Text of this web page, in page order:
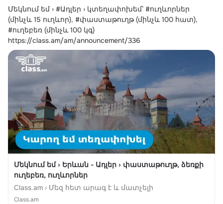
Մեկնում եմ › #Ադլեր › կտեղափոխեմ՝ #ուղևորներ
(մինչև 15 ուղևոր), #փաստաթուղթ (մինչև 100 հատ),
#ուղեբեռ (մինչև 100 կգ)
https://class.am/am/announcement/336
Մեկնում եմ › Երևան - Ադլեր › փաստաթուղթ, ձեռքի
ուղեբեռ, ուղևորներ
Class.am › Մեզ հետ արագ է և մատչելի
Class.am